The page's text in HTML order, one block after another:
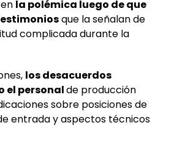
la polémica luego de que
que la señalan de
complicada durante la
los desacuerdos
el personalde producción
sobre posiciones de
entrada y aspectos técnicos